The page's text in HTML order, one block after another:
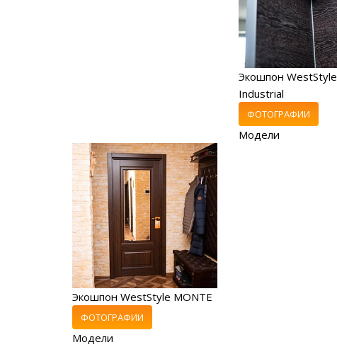
Экошпон WestStyle
Industrial
ФОТОГРАФИИ
Модели
Экошпон WestStyle MONTE
ФОТОГРАФИИ
Модели